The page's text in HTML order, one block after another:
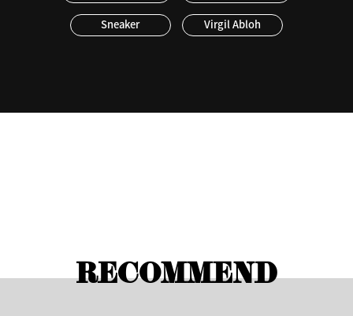
Sneaker Virgil Abloh
RECOMMEND